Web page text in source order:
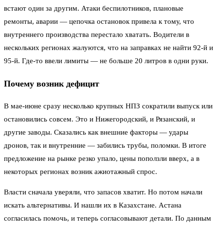
встают один за другим. Атаки беспилотников, плановые
ремонты, аварии — цепочка остановок привела к тому, что
внутреннего производства перестало хватать. Водители в
нескольких регионах жалуются, что на заправках не найти 92-й и
95-й. Где-то ввели лимиты — не больше 20 литров в одни руки.
Почему возник дефицит
В мае-июне сразу несколько крупных НПЗ сократили выпуск или
остановились совсем. Это и Нижегородский, и Рязанский, и
другие заводы. Сказались как внешние факторы — удары
дронов, так и внутренние — забились трубы, поломки. В итоге
предложение на рынке резко упало, цены поползли вверх, а в
некоторых регионах возник ажиотажный спрос.
Власти сначала уверяли, что запасов хватит. Но потом начали
искать альтернативы. И нашли их в Казахстане. Астана
согласилась помочь, и теперь согласовывают детали. По данным